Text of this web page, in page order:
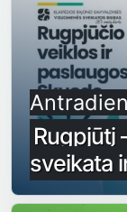
Rugpjūtį
sveikata